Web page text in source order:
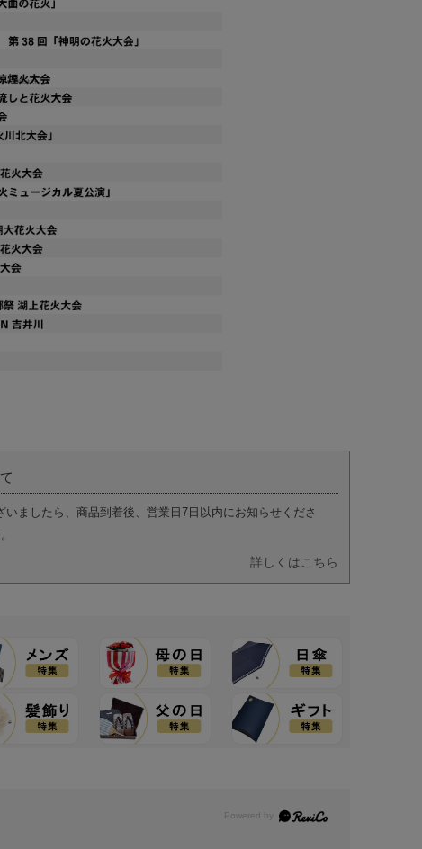
ましたら、商品到着後、営業日7日以内にお知らせくださ
詳しくはこちら